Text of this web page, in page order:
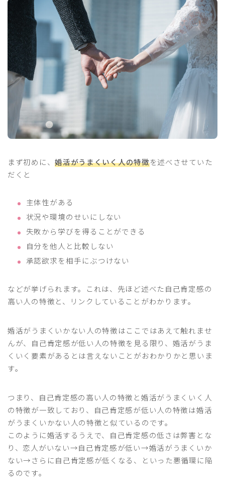
まず初めに、婚活がうまくいく人の特徴を述べさせていた
だくと
主体性がある
状況や環境のせいにしない
失敗から学びを得ることができる
自分を他人と比較しない
承認欲求を相手にぶつけない
などが挙げられます。これは、先ほど述べた自己肯定感の
高い人の特徴と、リンクしていることがわかります。
婚活がうまくいかない人の特徴はここではあえて触れませ
んが、自己肯定感が低い人の特徴を見る限り、婚活がうま
くいく要素があるとは言えないことがおわかりかと思いま
す。
つまり、自己肯定感の高い人の特徴と婚活がうまくいく人
の特徴が一致しており、自己肯定感が低い人の特徴は婚活
がうまくいかない人の特徴と似ているのです。
このように婚活するうえで、自己肯定感の低さは弊害とな
り、恋人がいない→自己肯定感が低い→婚活がうまくいか
ない→さらに自己肯定感が低くなる、といった悪循環に陥
るのです。